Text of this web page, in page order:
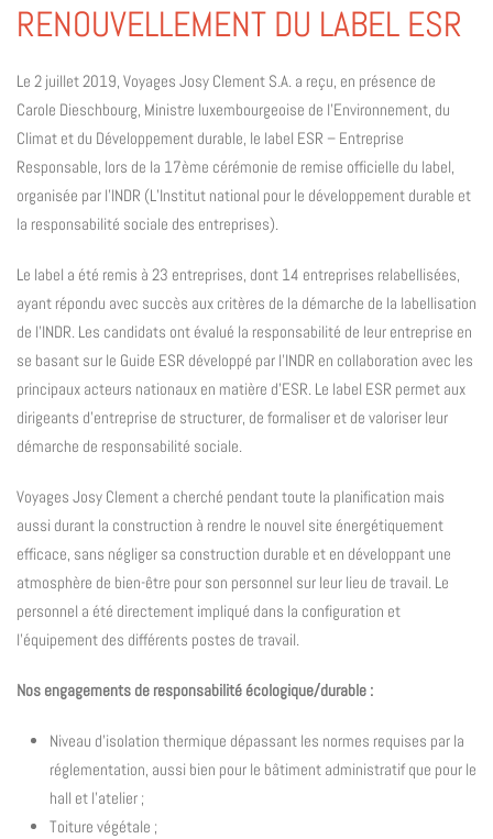
RENOUVELLEMENT DU LABEL ESR
Le 2 juillet 2019, Voyages Josy Clement S.A. a reçu, en présence de
Carole Dieschbourg, Ministre luxembourgeoise de l’Environnement, du
Climat et du Développement durable, le label ESR – Entreprise
Responsable, lors de la 17ème cérémonie de remise officielle du label,
organisée par l’INDR (L’Institut national pour le développement durable et
la responsabilité sociale des entreprises).
Le label a été remis à 23 entreprises, dont 14 entreprises relabellisées,
ayant répondu avec succès aux critères de la démarche de la labellisation
de l’INDR. Les candidats ont évalué la responsabilité de leur entreprise en
se basant sur le Guide ESR développé par l’INDR en collaboration avec les
principaux acteurs nationaux en matière d’ESR. Le label ESR permet aux
dirigeants d’entreprise de structurer, de formaliser et de valoriser leur
démarche de responsabilité sociale.
Voyages Josy Clement a cherché pendant toute la planification mais
aussi durant la construction à rendre le nouvel site énergétiquement
efficace, sans négliger sa construction durable et en développant une
atmosphère de bien-être pour son personnel sur leur lieu de travail. Le
personnel a été directement impliqué dans la configuration et
l’équipement des différents postes de travail.
Nos engagements de responsabilité écologique/durable :
Niveau d’isolation thermique dépassant les normes requises par la
réglementation, aussi bien pour le bâtiment administratif que pour le
hall et l’atelier ;
Toiture végétale ;